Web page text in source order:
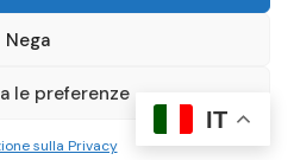
Nega
le preferenze
sulla Privacy
| Powered byClickoso
IT